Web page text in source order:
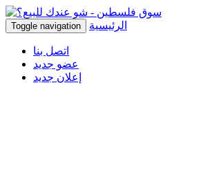
Toggle navigation الرئيسية
اتصل بنا
عضو جديد
إعلان جديد